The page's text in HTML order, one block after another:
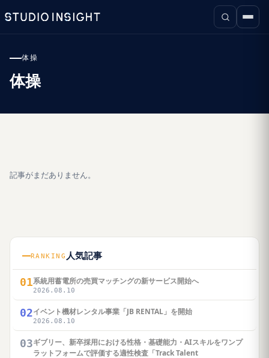
体操
体操
記事がまだありません。
RANKING 人気記事
01系統用蓄電所の売買マッチングの新サービス開始へ
2026.08.10
02イベント機材レンタル事業「JB RENTAL」を開始
2026.08.10
03ギブリー、新卒採用における性格・基礎能力・AIスキルをワンプ
ラットフォームで評価する適性検査「Track Talent